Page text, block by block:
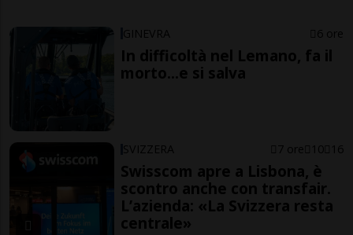
GINEVRA 6 ore
In difficoltà nel Lemano, fa il
morto...e si salva
SVIZZERA 7 ore 10 16
Swisscom apre a Lisbona, è
scontro anche con transfair.
L’azienda: «La Svizzera resta
centrale»